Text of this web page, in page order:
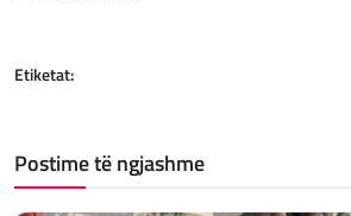
Etiketat:
Postime të ngjashme